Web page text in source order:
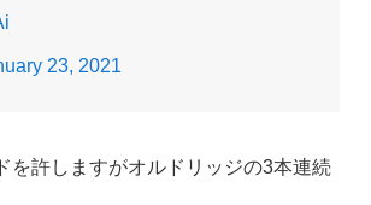
23, 2021
を許しますがオルドリッジの3本連続